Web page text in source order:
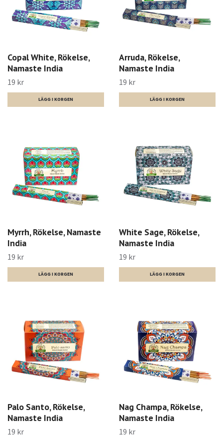
Copal White, Rökelse,
Namaste India
19 kr
Arruda, Rökelse,
Namaste India
19 kr
Myrrh, Rökelse, Namaste
India
19 kr
White Sage, Rökelse,
Namaste India
19 kr
Palo Santo, Rökelse,
Namaste India
19 kr
Nag Champa, Rökelse,
Namaste India
19 kr